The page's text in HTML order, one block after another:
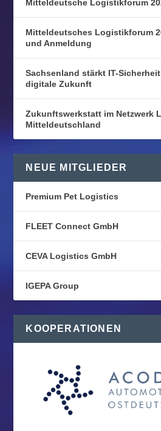
Mitteldeutsche Logistikforum
Mitteldeutsches Logistikforum
und Anmeldung
Sachsenland stärkt IT-
digitale Zukunft
Zukunftswerkstatt im Netzwerk
Mitteldeutschland
NEUE MITGLIEDER
Premium Pet Logistics
FLEET Connect GmbH
CEVA Logistics GmbH
IGEPA Group
KOOPERATIONEN